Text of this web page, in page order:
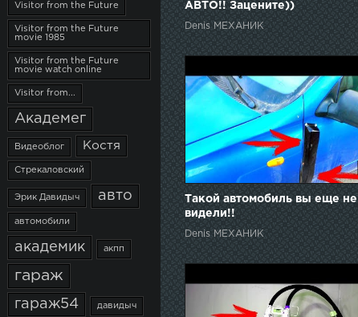
Visitor from the Future
Visitor from the Future
movie 1985
Visitor from the Future
movie watch online
Visitor from...
Академег
Видеоблог Костя
Стрекаловский
Эрик Давидыч авто
автомобили
академик акпп
гараж
гараж54 давидыч
АВТО!! Зацените))
Denis МЕХАНИК
Такой автомобиль вы еще не
видели!!
Denis МЕХАНИК